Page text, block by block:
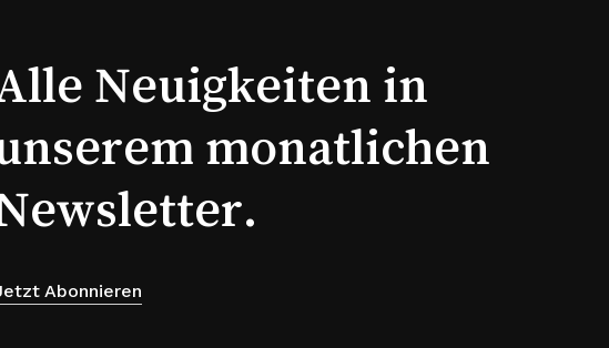
Alle Neuigkeiten in
monatlichen
Abonnieren